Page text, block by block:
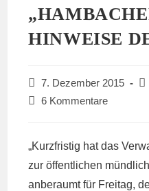
HINWEISE
Beitrag
veröffentlicht:
7. Dezember 2015
Beitrags-
6 Kommentare
„Kurzfristig hat das
zur öffentlichen
anberaumt für Freitag,